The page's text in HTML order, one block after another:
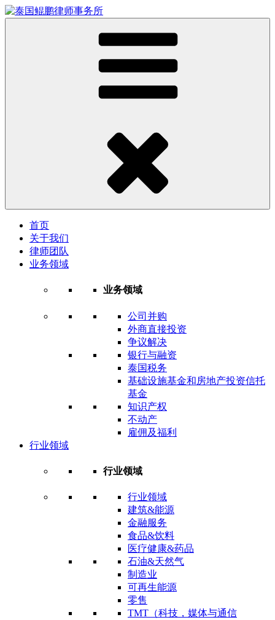
首页
关于我们
律师团队
业务领域
业务领域
公司并购
外商直接投资
争议解决
银行与融资
泰国税务
基础设施基金和房地产投资信托
基金
知识产权
不动产
雇佣及福利
行业领域
行业领域
行业领域
建筑&能源
金融服务
食品&饮料
医疗健康&药品
石油&天然气
制造业
可再生能源
零售
TMT（科技，媒体与通信